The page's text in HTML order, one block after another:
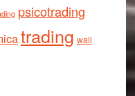
psicotrading
trading wall